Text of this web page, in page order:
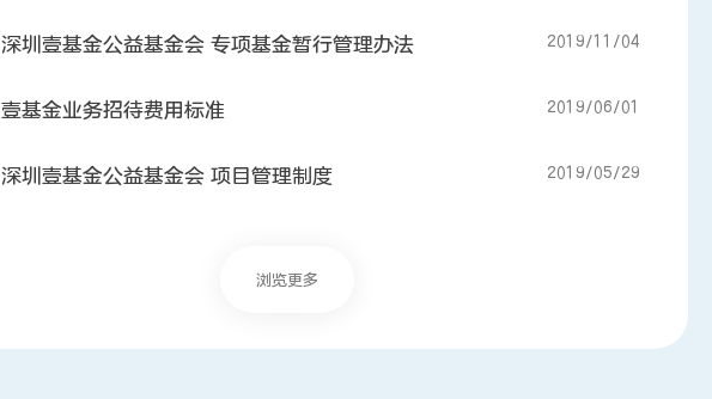
2019/11/04
深圳壹基金公益基金会 专项基金暂行管理办法
2019/06/01
壹基金业务招待费用标准
2019/05/29
深圳壹基金公益基金会 项目管理制度
浏览更多